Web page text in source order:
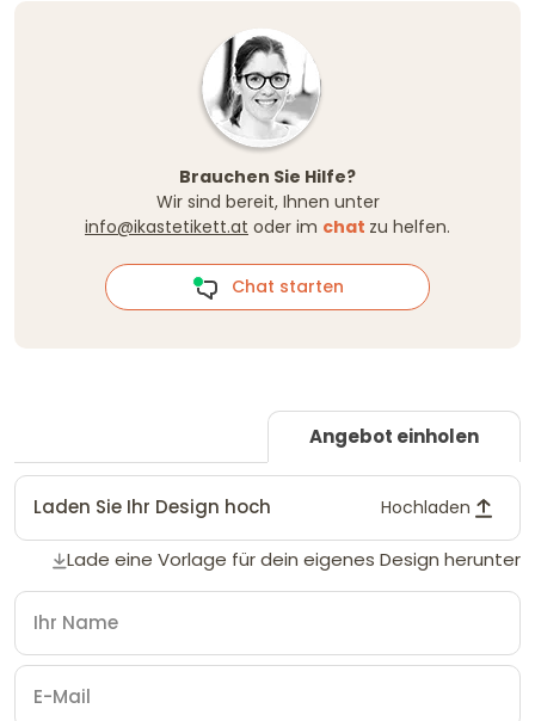
Brauchen Sie Hilfe?
Wir sind bereit, Ihnen unter
info@ikastetikett.at oder im chat zu helfen.
Chat starten
Angebot einholen
Laden Sie Ihr Design hoch Hochladen
Lade eine Vorlage für dein eigenes Design herunter